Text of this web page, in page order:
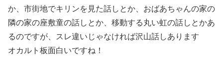
か、市街地でキリンを見た話しとか、おばあちゃんの家の
隣の家の座敷童の話しとか、移動する丸い虹の話しとかあ
るのですが、スレ違いじゃなければ沢山話しあります
オカルト板面白いですね！